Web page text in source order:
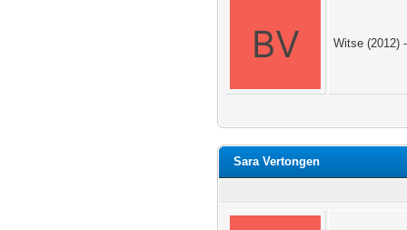
Witse (2012)
Sara Vertongen